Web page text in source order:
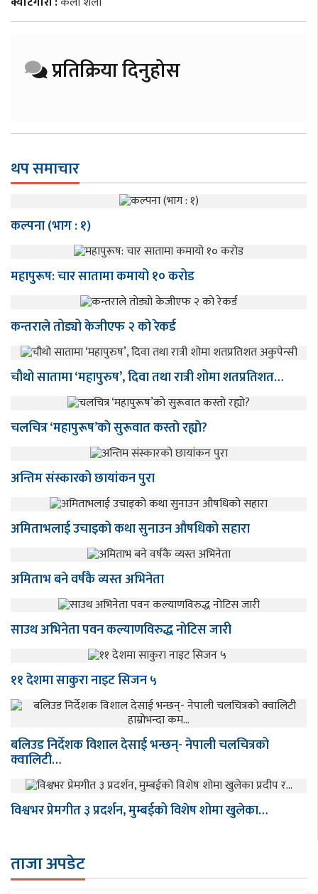
प्रतिक्रिया दिनुहोस
थप समाचार
कल्पना (भाग : १)
महापुरूष: चार सातामा कमायो १० करोड
कन्तराले तोड्यो केजीएफ २ को रेकर्ड
चौथो सातामा ‘महापुरुष’, दिवा तथा रात्री शोमा शतप्रतिशत…
चलचित्र ‘महापुरूष’काे सुरूवात कस्ताे रह्याे?
अन्तिम संस्कारको छायांकन पुरा
अमिताभलाई उचाइको कथा सुनाउन औषधिको सहारा
अमिताभ बने वर्षकै व्यस्त अभिनेता
साउथ अभिनेता पवन कल्याणविरुद्ध नोटिस जारी
११ देशमा साकुरा नाइट सिजन ५
बलिउड निर्देशक विशाल देसाई भन्छन्- नेपाली चलचित्रको
क्वालिटी…
विश्वभर प्रेमगीत ३ प्रदर्शन, मुम्बईको विशेष शोमा खुलेका…
ताजा अपडेट